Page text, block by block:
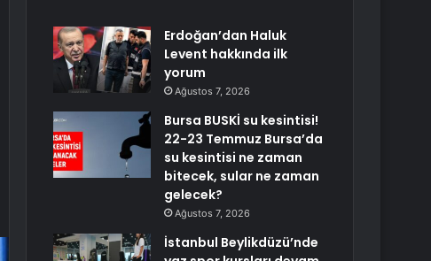
Erdoğan’dan Haluk
Levent hakkında ilk
yorum
Ağustos 7, 2026
Bursa BUSKİ su kesintisi!
22-23 Temmuz Bursa’da
su kesintisi ne zaman
bitecek, sular ne zaman
gelecek?
Ağustos 7, 2026
İstanbul Beylikdüzü’nde